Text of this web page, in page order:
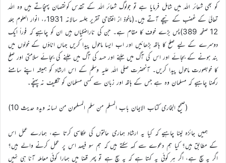
کو بھی شعائر اللہ میں شامل فرمایا ہے تو جولوگ شعائر اللہ کے تقدس کونقصان پہنچاتے ہیں وہ اللہ
تعالیٰ کے غضب کے نیچے آتے ہیں۔(ماخوذ از افتتاحی تقریر جلسہ سالانہ 1931ء، انوار العلوم جلد
12 صفحہ 389)پس بڑے خوف کا مقام ہے۔ جن کی ناراضگیاں ہیں ان کو چاہیے کہ فوراً ایک
دوسرے کے لیے صلح کا ہاتھ بڑھائیں اور اب ایسا ماحول پیدا کریں جہاں اناؤں کے خولوں میں
بند ہونے کے بجائے اور اس کی آگ میں جلنے اور حسد کی آگ میں جلنے کی بجائے سلامتی اور صلح
کا خوبصورت ماحول پیدا کریں۔ آنحضرت صلی اللہ علیہ وسلم کے اس ارشاد کو ہمیشہ اپنے سامنے
رکھنا چاہیے کہ مسلمان وہ ہے جس کے ہاتھ اور زبان سے کسی مسلمان کو تکلیف نہ پہنچے۔
(صحیح البخاری کتاب الایمان باب المسلم من سلم المسلمون من لسانہ ویدہ حدیث 10)
ہمیں جائزہ لینا چاہیے کہ کیا یہ ارشاد ہماری حالتوں کی عکاسی کرتا ہے، ہمارے عمل اس
کے مطابق ہیں؟ کیا ہم دعوے سے کہہ سکتے ہیں کہ ہم سو فیصد اس پر عمل کرنے والے ہیں؟
اگر یہ سچ ہے، اگر ہر کوئی یہ کہتا ہے کہ یہ سچ ہے تو پھر قضا میں ہمارا کوئی معاملہ آنا ہی نہیں